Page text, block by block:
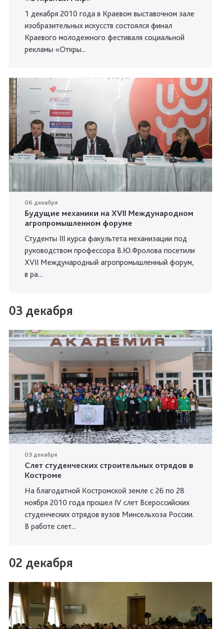
1 декабря 2010 года в Краевом выставочном зале
изобразительных искусств состоялся финал
Краевого молодежного фестиваля социальной
рекламы «Откры...
06 декабря
Будущие механики на XVII Международном
агропромышленном форуме
Студенты III курса факультета механизации под
руководством профессора В.Ю.Фролова посетили
XVII Международный агропромышленный форум,
в ра...
03 декабря
03 декабря
Слет студенческих строительных отрядов в
Костроме
На благодатной Костромской земле с 26 по 28
ноября 2010 года прошел IV слет Всероссийских
студенческих отрядов вузов Минсельхоза России.
В работе слет...
02 декабря